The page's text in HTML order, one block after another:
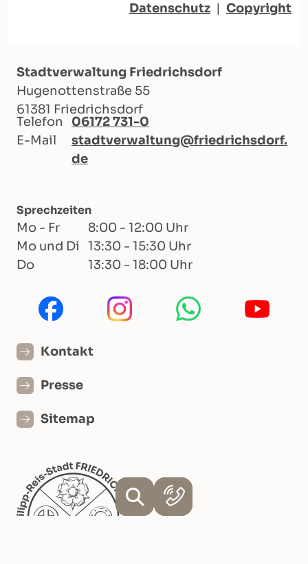
Datenschutz | Copyright
Stadtverwaltung Friedrichsdorf
Hugenottenstraße 55
61381 Friedrichsdorf
Telefon
06172 731-0
E-Mail
stadtverwaltung@friedrichsdorf.
de
Sprechzeiten
Mo - Fr
8:00 - 12:00 Uhr
Mo und Di
13:30 - 15:30 Uhr
Do
13:30 - 18:00 Uhr
Kontakt
Presse
Sitemap